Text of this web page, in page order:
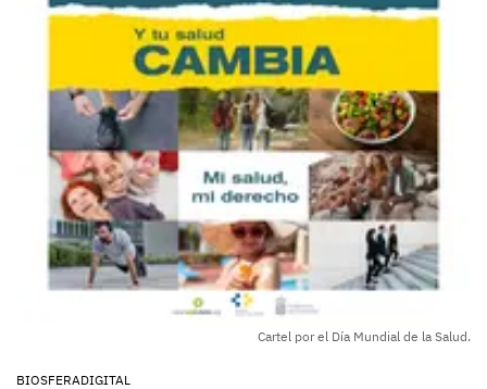
Cartel por el Día Mundial de la Salud.
BIOSFERADIGITAL